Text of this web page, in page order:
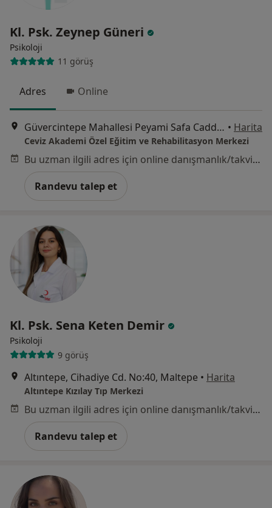
Kl. Psk. Zeynep Güneri
Psikoloji
11 görüş
Adres Online
Güvercintepe Mahallesi Peyami Safa Caddesi, İstanbul • Harita
Ceviz Akademi Özel Eğitim ve Rehabilitasyon Merkezi
Bu uzman ilgili adres için online danışmanlık/takvim sunmuyor.
Randevu talep et
Kl. Psk. Sena Keten Demir
Psikoloji
9 görüş
Altıntepe, Cihadiye Cd. No:40, Maltepe • Harita
Altıntepe Kızılay Tıp Merkezi
Bu uzman ilgili adres için online danışmanlık/takvim sunmuyor.
Randevu talep et